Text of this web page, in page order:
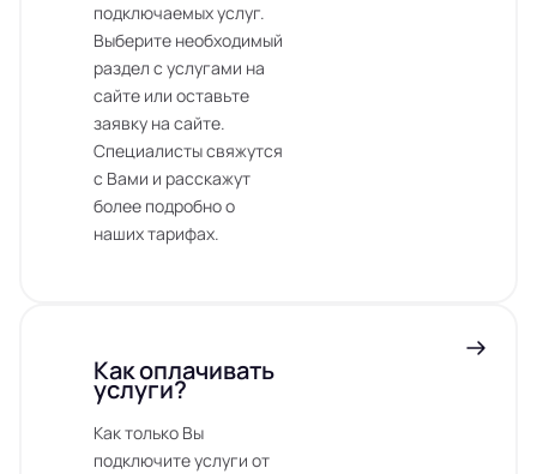
подключаемых услуг.
Выберите необходимый
раздел с услугами на
сайте или оставьте
заявку на сайте.
Специалисты свяжутся
с Вами и расскажут
более подробно о
наших тарифах.
Как оплачивать
услуги?
Как только Вы
подключите услуги от